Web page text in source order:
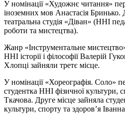
У номінації «Художнє читання»
іноземних мов Анастасія Бринько.
театральна студія «Діван» (ННІ
роботи та мистецтва).
Жанр «Інструментальне
ННІ історії і філософії Валерій
Хлопці зайняли третє місце.
У номінації «Хореографія. Соло»
студентка ННІ фізичної культури,
Ткачова. Друге місце зайняла
культури, спорту та здоров’я